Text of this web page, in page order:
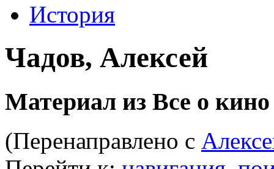
История
Чадов, Алексей
Материал из Все о кино
(Перенаправлено с